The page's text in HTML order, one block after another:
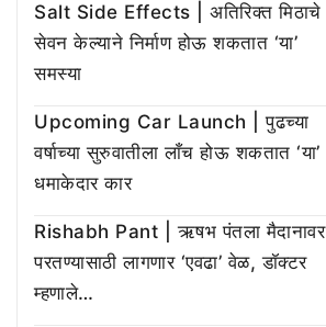
Salt Side Effects | अतिरिक्त मिठाचे
सेवन केल्याने निर्माण होऊ शकतात ‘या’
समस्या
Upcoming Car Launch | पुढच्या
वर्षाच्या सुरुवातीला लाँच होऊ शकतात ‘या’
धमाकेदार कार
Rishabh Pant | ऋषभ पंतला मैदानावर
परतण्यासाठी लागणार ‘एवढा’ वेळ, डॉक्टर
म्हणाले…